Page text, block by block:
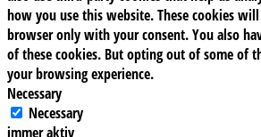
how you use this website. These cookies
browser only with your consent. You also
of these cookies. But opting out of some of
your browsing experience.
Necessary
Necessary
immer aktiv